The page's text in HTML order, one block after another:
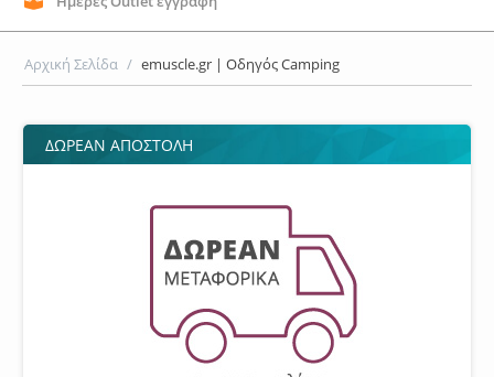
Αρχική Σελίδα / emuscle.gr | Οδηγός Camping
ΔΩΡΕΑΝ ΑΠΟΣΤΟΛΗ